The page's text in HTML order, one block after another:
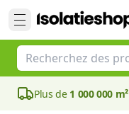
Plus de 1 000 000 m²